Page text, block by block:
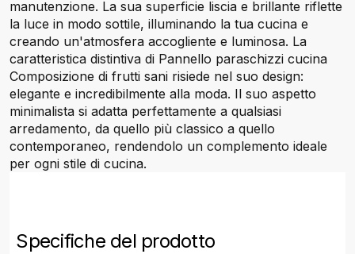
manutenzione. La sua superficie liscia e brillante riflette
la luce in modo sottile, illuminando la tua cucina e
creando un'atmosfera accogliente e luminosa. La
caratteristica distintiva di Pannello paraschizzi cucina
Composizione di frutti sani risiede nel suo design:
elegante e incredibilmente alla moda. Il suo aspetto
minimalista si adatta perfettamente a qualsiasi
arredamento, da quello più classico a quello
contemporaneo, rendendolo un complemento ideale
per ogni stile di cucina.
Specifiche del prodotto